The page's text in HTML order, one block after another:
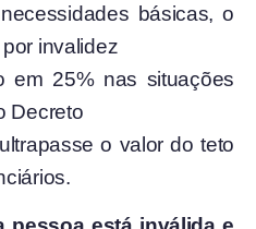
básicas, o
invalidez
em 25% nas situações
Decreto
o valor do teto